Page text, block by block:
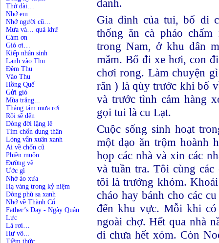
Thở dài…
Nhớ em
Nhớ người cũ…
Mưa và… quá khứ
Cám ơn
Gió ơi…
Kiếp nhân sinh
Lạnh vào Thu
Đêm Thu
Vào Thu
Hồng Quế
Gửi gió
Mùa trăng...
Tháng tám mưa rơi
Rồi sẽ đến
Dòng đời lặng lẽ
Tìm chốn dung thân
Lòng vẫn xuân xanh
Ai về chốn cũ
Phiền muộn
Đường về
Ước gì
Nhớ áo xưa
Hạ vàng trong kỷ niệm
Dòng phù sa xanh
Nhớ về Thành Cổ
Father’s Day - Ngày Quân
Lực
Lá rơi…
Hư vô...
Tiềm thức
danh.
Gia đình của tui, bố di
thống ăn cà pháo
trong Nam, ở khu dân
mắm. Bố đi xe hơi, con
chơi rong. Làm chuyện
răn ) là qùy trước khi bố
và trước tình cảm hàng
gọi tui là cu Lạt.
Cuộc sống sinh hoạt
một dạo ăn trộm hoành
họp các nhà và xin các
và tuần tra. Tôi cùng
tôi là trưởng khóm.
cháo hay bánh cho các
đến khu vực. Mỗi khi
ngoài chợ. Hết qua nhà
đi chưa hết xóm. Còn